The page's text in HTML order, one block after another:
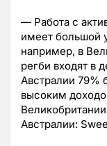
— Работа с
имеет большой
например, в
регби входят в
Австралии 79%
высоким
Австралии: